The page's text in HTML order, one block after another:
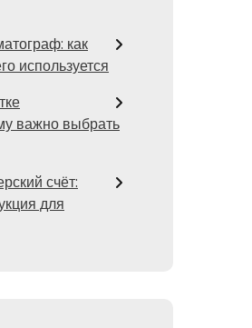
как
используется
важно выбрать
счёт:
для